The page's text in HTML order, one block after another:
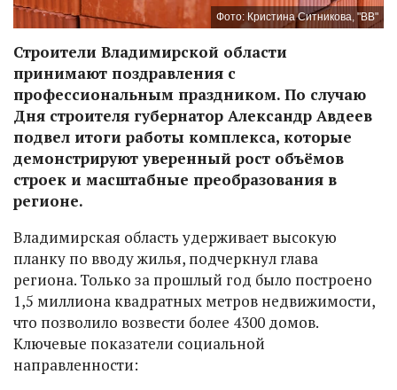
Фото: Кристина Ситникова, "ВВ"
Строители Владимирской области
принимают поздравления с
профессиональным праздником. По случаю
Дня строителя губернатор Александр Авдеев
подвел итоги работы комплекса, которые
демонстрируют уверенный рост объёмов
строек и масштабные преобразования в
регионе.
Владимирская область удерживает высокую
планку по вводу жилья, подчеркнул глава
региона. Только за прошлый год было построено
1,5 миллиона квадратных метров недвижимости,
что позволило возвести более 4300 домов.
Ключевые показатели социальной
направленности: